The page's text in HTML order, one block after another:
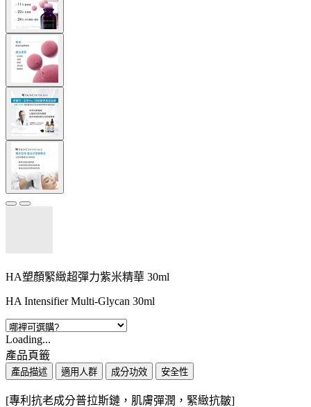
HA塑顏緊緻超彈力紫米精華 30ml
HA Intensifier Multi-Glycan 30ml
Loading...
產品頁籤
產品描述 適用人群 成分功效 安全性
[專利抗老成分普拉斯鏈，肌膚彈潤，緊緻抗皺]